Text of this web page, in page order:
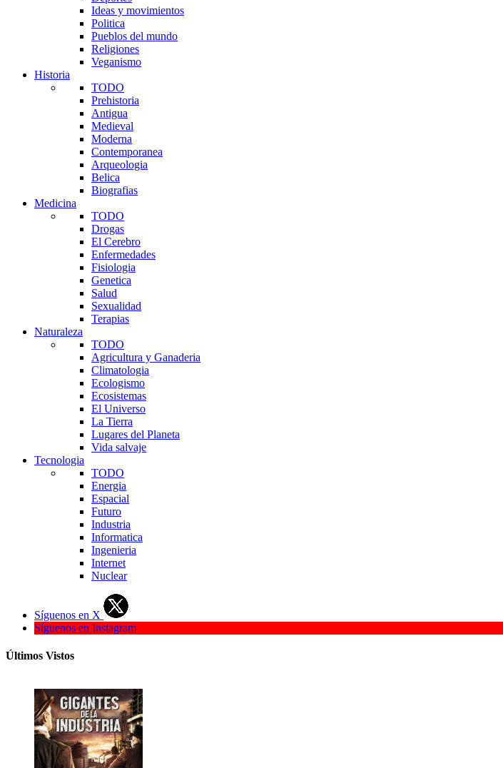
Ideas y movimientos
Politica
Pueblos del mundo
Religiones
Veganismo
Historia
TODO
Prehistoria
Antigua
Medieval
Moderna
Contemporanea
Arqueologia
Belica
Biografias
Medicina
TODO
Drogas
El Cerebro
Enfermedades
Fisiologia
Genetica
Salud
Sexualidad
Terapias
Naturaleza
TODO
Agricultura y Ganaderia
Climatologia
Ecologismo
Ecosistemas
El Universo
La Tierra
Lugares del Planeta
Vida salvaje
Tecnologia
TODO
Energia
Espacial
Futuro
Industria
Informatica
Ingenieria
Internet
Nuclear
Síguenos en X
Síguenos en Instagram
Últimos Vistos